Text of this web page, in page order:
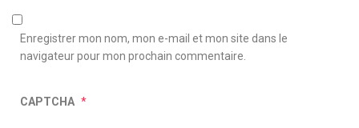
Enregistrer mon nom, mon e-mail et mon site dans le
navigateur pour mon prochain commentaire.
CAPTCHA *